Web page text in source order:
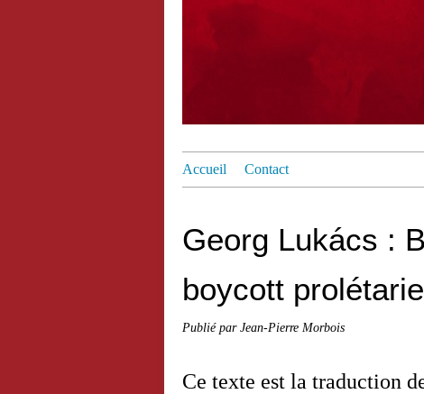
Accueil Contact
Georg Lukács :
boycott
Publié par Jean-Pierre Morbois
Ce texte est la traduction